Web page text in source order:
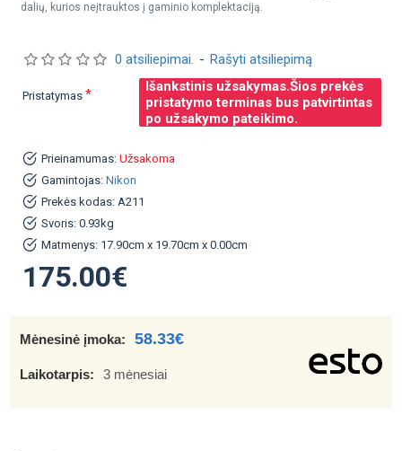
dalių, kurios neįtrauktos į gaminio komplektaciją.
Prieinamumas: Užsakoma
Gamintojas: Nikon
Prekės kodas: A211
Svoris: 0.93kg
Matmenys: 17.90cm x 19.70cm x 0.00cm
0 atsiliepimai. - Rašyti atsiliepimą
175.00€
Pristatymas
Išankstinis užsakymas.Šios prekės
pristatymo terminas bus patvirtintas
po užsakymo pateikimo.
Mėnesinė įmoka: 58.33€
Laikotarpis: 3 mėnesiai